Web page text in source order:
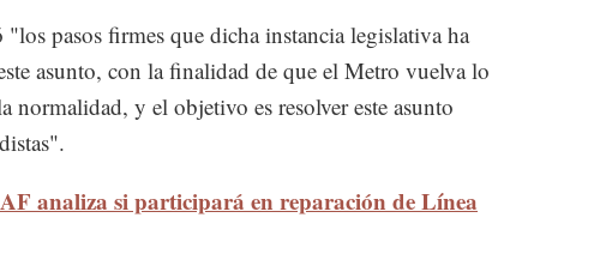
"los pasos firmes que dicha instancia legislativa ha
asunto, con la finalidad de que el Metro vuelva lo
normalidad, y el objetivo es resolver este asunto
analiza si participará en reparación de Línea